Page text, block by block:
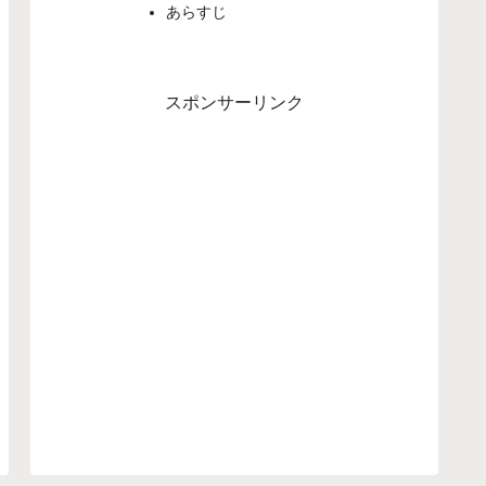
あらすじ
スポンサーリンク